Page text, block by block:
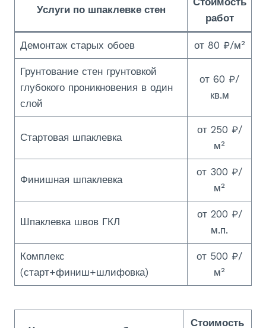
Услуги по шпаклевке стен
работ
Демонтаж старых обоев от 80 ₽/м²
Грунтование стен грунтовкой
глубокого проникновения в один
слой
от 60 ₽/
кв.м
Стартовая шпаклевка
от 250 ₽/
м²
Финишная шпаклевка
от 300 ₽/
м²
Шпаклевка швов ГКЛ
от 200 ₽/
м.п.
Комплекс
(старт+финиш+шлифовка)
от 500 ₽/
м²
Стоимость